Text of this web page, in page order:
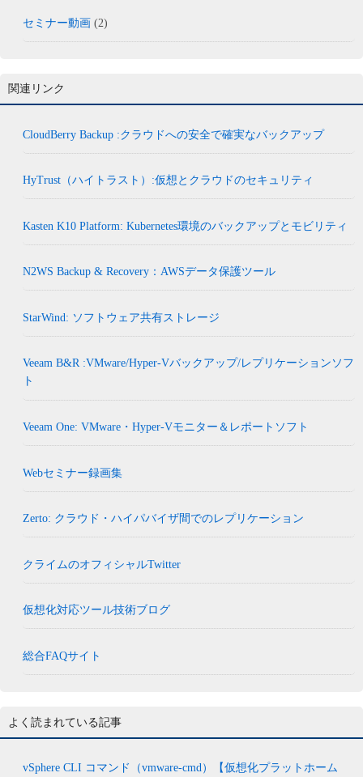
セミナー動画 (2)
関連リンク
CloudBerry Backup :クラウドへの安全で確実なバックアップ
HyTrust（ハイトラスト）:仮想とクラウドのセキュリティ
Kasten K10 Platform: Kubernetes環境のバックアップとモビリティ
N2WS Backup & Recovery：AWSデータ保護ツール
StarWind: ソフトウェア共有ストレージ
Veeam B&R :VMware/Hyper-Vバックアップ/レプリケーションソフ
ト
Veeam One: VMware・Hyper-Vモニター＆レポートソフト
Webセミナー録画集
Zerto: クラウド・ハイパバイザ間でのレプリケーション
クライムのオフィシャルTwitter
仮想化対応ツール技術ブログ
総合FAQサイト
よく読まれている記事
vSphere CLI コマンド（vmware-cmd）【仮想化プラットホーム